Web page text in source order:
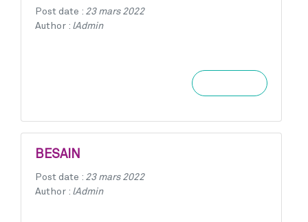
Post date : 23 mars 2022
Author : lAdmin
BESAIN
Post date : 23 mars 2022
Author : lAdmin